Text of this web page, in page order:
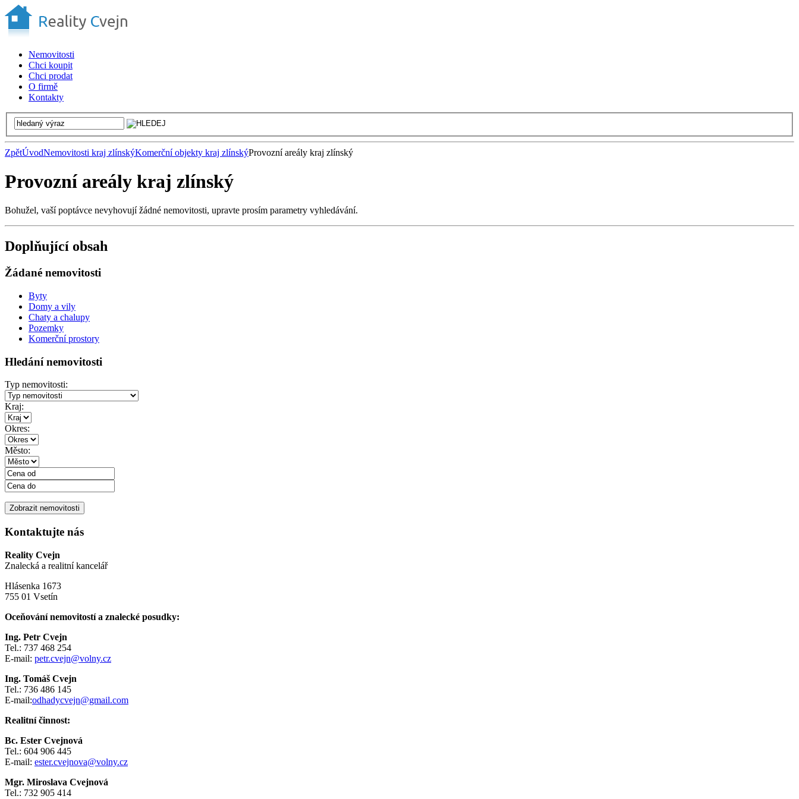
Nemovitosti
Chci koupit
Chci prodat
O firmě
Kontakty
ZpětÚvodNemovitosti kraj zlínskýKomerční objekty kraj zlínskýProvozní areály kraj zlínský
Provozní areály kraj zlínský
Bohužel, vaší poptávce nevyhovují žádné nemovitosti, upravte prosím parametry vyhledávání.
Doplňující obsah
Žádané nemovitosti
Byty
Domy a vily
Chaty a chalupy
Pozemky
Komerční prostory
Hledání nemovitosti
Typ nemovitosti:
Kraj:
Okres:
Město:
Kontaktujte nás
Reality Cvejn
Znalecká a realitní kancelář
Hlásenka 1673
755 01 Vsetín
Oceňování nemovitostí a znalecké posudky:
Ing. Petr Cvejn
Tel.: 737 468 254
E-mail: petr.cvejn@volny.cz
Ing. Tomáš Cvejn
Tel.: 736 486 145
E-mail:odhadycvejn@gmail.com
Realitní činnost:
Bc. Ester Cvejnová
Tel.: 604 906 445
E-mail: ester.cvejnova@volny.cz
Mgr. Miroslava Cvejnová
Tel.: 732 905 414